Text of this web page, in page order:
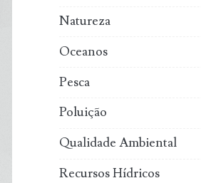
Natureza
Oceanos
Pesca
Poluição
Qualidade Ambiental
Recursos Hídricos